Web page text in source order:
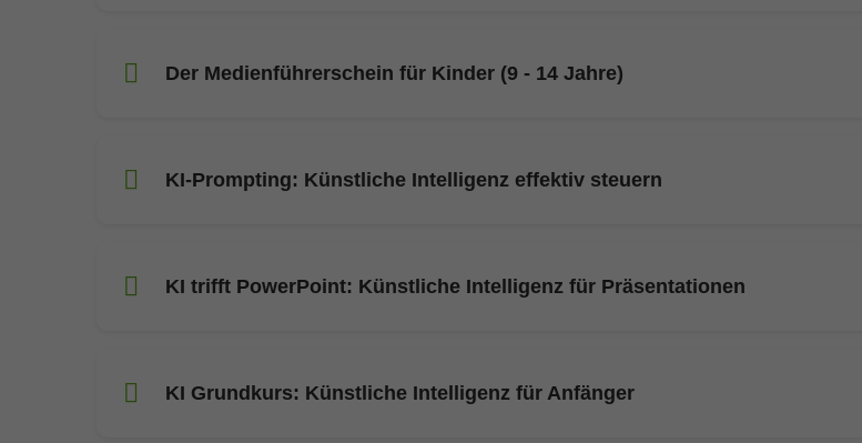
Der Medienführerschein für Kinder (9 - 14 Jahre)
KI-Prompting: Künstliche Intelligenz effektiv steuern
KI trifft PowerPoint: Künstliche Intelligenz für Präsentationen
KI Grundkurs: Künstliche Intelligenz für Anfänger